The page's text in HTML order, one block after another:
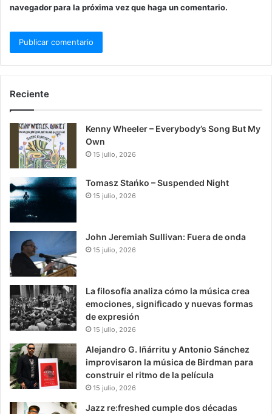
navegador para la próxima vez que haga un comentario.
Reciente
Kenny Wheeler – Everybody’s Song But My
Own
15 julio, 2026
Tomasz Stańko – Suspended Night
15 julio, 2026
John Jeremiah Sullivan: Fuera de onda
15 julio, 2026
La filosofía analiza cómo la música crea
emociones, significado y nuevas formas
de expresión
15 julio, 2026
Alejandro G. Iñárritu y Antonio Sánchez
improvisaron la música de Birdman para
construir el ritmo de la película
15 julio, 2026
Jazz re:freshed cumple dos décadas